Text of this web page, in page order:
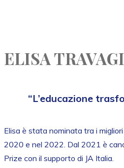
ELISA
“L’educazione
Elisa è stata nominata tra i
2020 e nel 2022. Dal 2021 è
Prize con il supporto di JA Italia.